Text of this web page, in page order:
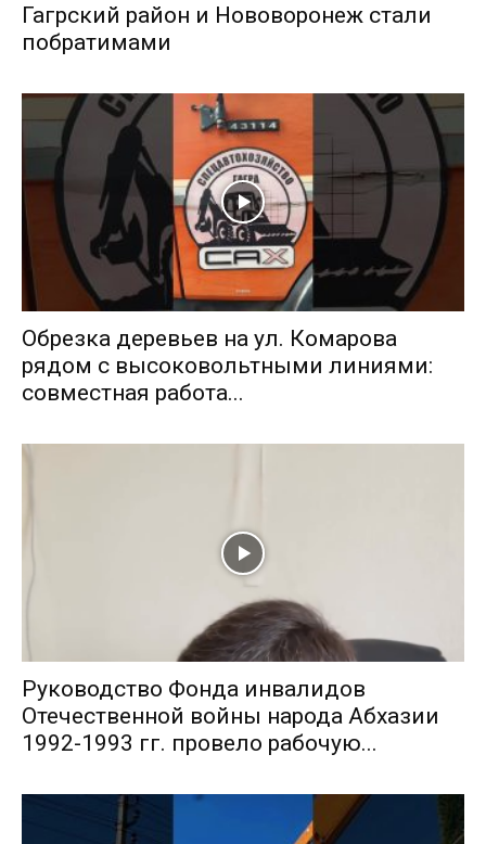
Гагрский район и Нововоронеж стали
побратимами
Обрезка деревьев на ул. Комарова
рядом с высоковольтными линиями:
совместная работа...
Руководство Фонда инвалидов
Отечественной войны народа Абхазии
1992-1993 гг. провело рабочую...